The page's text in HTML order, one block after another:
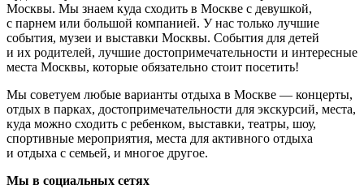
Москвы. Мы знаем куда сходить в Москве с девушкой,
с парнем или большой компанией. У нас только лучшие
события, музеи и выставки Москвы. События для детей
и их родителей, лучшие достопримечательности и интересные
места Москвы, которые обязательно стоит посетить!
Мы советуем любые варианты отдыха в Москве — концерты,
отдых в парках, достопримечательности для экскурсий, места,
куда можно сходить с ребенком, выставки, театры, шоу,
спортивные мероприятия, места для активного отдыха
и отдыха с семьей, и многое другое.
Мы в социальных сетях